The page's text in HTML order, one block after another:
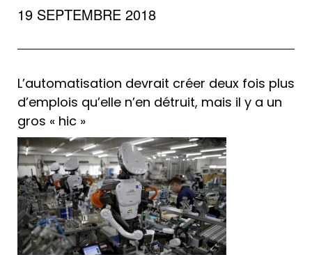
19 SEPTEMBRE 2018
L’automatisation devrait créer deux fois plus
d’emplois qu’elle n’en détruit, mais il y a un
gros « hic »